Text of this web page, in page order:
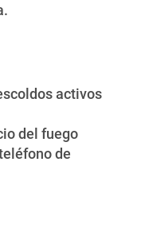
activos
del fuego
de